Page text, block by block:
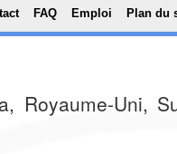
Aller
FAQ Emploi Plan du
Royaume-Uni,